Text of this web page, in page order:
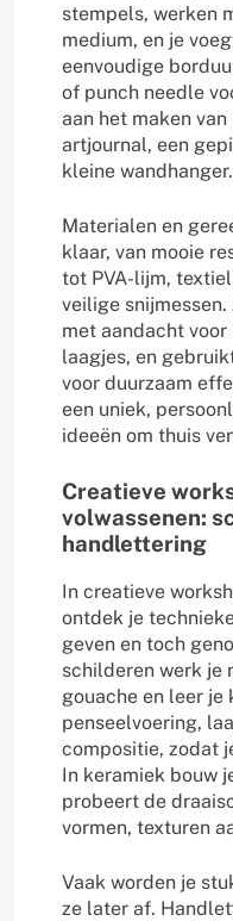
stempels, werken
medium, en je
eenvoudige
of punch needle
aan het maken
artjournal, een
kleine wandhanger.
Materialen en
klaar, van mooie
tot PVA-lijm,
veilige
met aandacht
laagjes, en
voor duurzaam
een uniek,
ideeën om thuis
Creatieve
volwassenen:
handlettering
In creatieve
ontdek je
geven en toch
schilderen werk je
gouache en leer je
penseelvoering,
compositie, zodat
In keramiek bouw
probeert de
vormen, texturen
Vaak worden je
ze later af.